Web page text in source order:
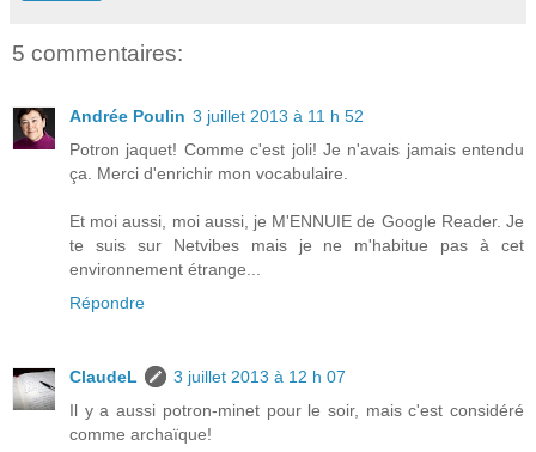
5 commentaires:
Andrée Poulin 3 juillet 2013 à 11 h 52
Potron jaquet! Comme c'est joli! Je n'avais jamais entendu
ça. Merci d'enrichir mon vocabulaire.
Et moi aussi, moi aussi, je M'ENNUIE de Google Reader. Je
te suis sur Netvibes mais je ne m'habitue pas à cet
environnement étrange...
Répondre
ClaudeL
3 juillet 2013 à 12 h 07
Il y a aussi potron-minet pour le soir, mais c'est considéré
comme archaïque!